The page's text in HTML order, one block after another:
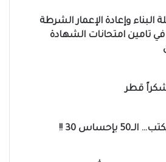
البناء وإعادة الإعمار الشرطة
تامين امتحانات الشهادة
قطر
بإحساس 30 !!